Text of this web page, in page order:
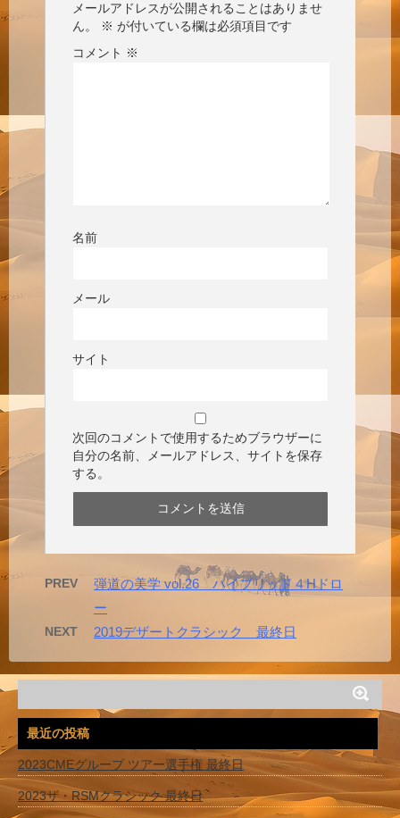
メールアドレスが公開されることはありませ
ん。
※ が付いている欄は必須項目です
コメント ※
名前
メール
サイト
次回のコメントで使用するためブラウザーに
自分の名前、メールアドレス、サイトを保存
する。
PREV
弾道の美学 vol.26 ハイブリッド４Hドロ
ー
NEXT 2019デザートクラシック 最終日
最近の投稿
2023CMEグループ ツアー選手権 最終日
2023ザ・RSMクラシック 最終日